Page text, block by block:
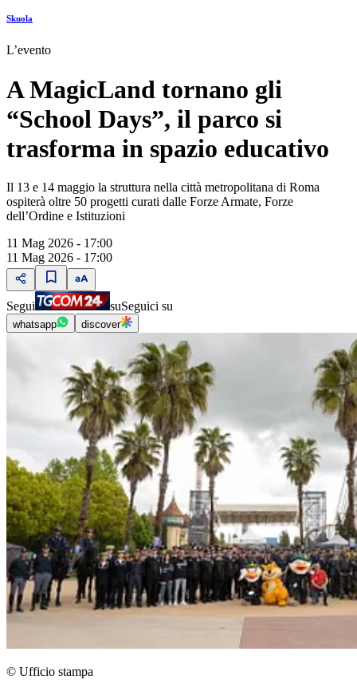
Skuola
L’evento
A MagicLand tornano gli
“School Days”, il parco si
trasforma in spazio educativo
Il 13 e 14 maggio la struttura nella città metropolitana di Roma
ospiterà oltre 50 progetti curati dalle Forze Armate, Forze
dell’Ordine e Istituzioni
11 Mag 2026 - 17:00
11 Mag 2026 - 17:00
Segui suSeguici su
whatsapp discover
© Ufficio stampa